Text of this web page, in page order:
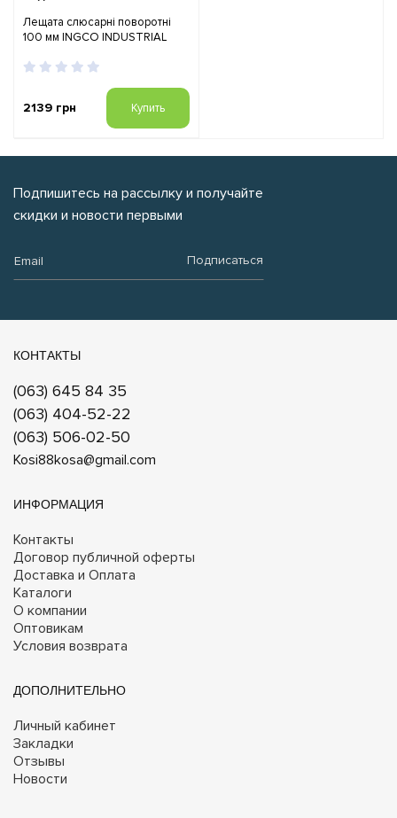
Лещата слюсарні поворотні
100 мм INGCO INDUSTRIAL
2139 грн Купить
Подпишитесь на рассылку и получайте
скидки и новости первыми
Подписаться
КОНТАКТЫ
(063) 645 84 35
(063) 404-52-22
(063) 506-02-50
Kosi88kosa@gmail.com
ИНФОРМАЦИЯ
Контакты
Договор публичной оферты
Доставка и Оплата
Каталоги
О компании
Оптовикам
Условия возврата
ДОПОЛНИТЕЛЬНО
Личный кабинет
Закладки
Отзывы
Новости